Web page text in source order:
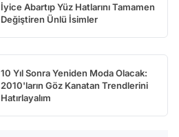
İyice Abartıp Yüz Hatlarını Tamamen
Değiştiren Ünlü İsimler
10 Yıl Sonra Yeniden Moda Olacak:
2010'ların Göz Kanatan Trendlerini
Hatırlayalım